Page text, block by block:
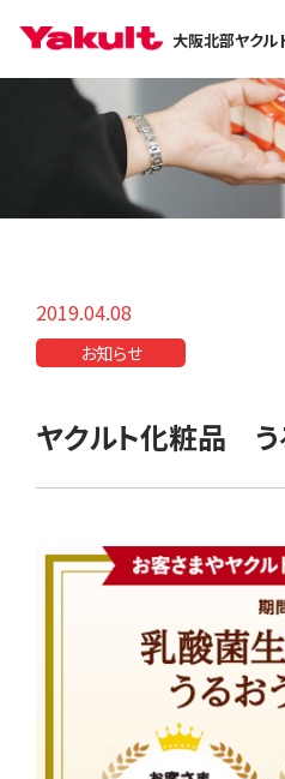
大阪北部ヤクル
2019.04.08
お知らせ
ヤクルト化粧品 う